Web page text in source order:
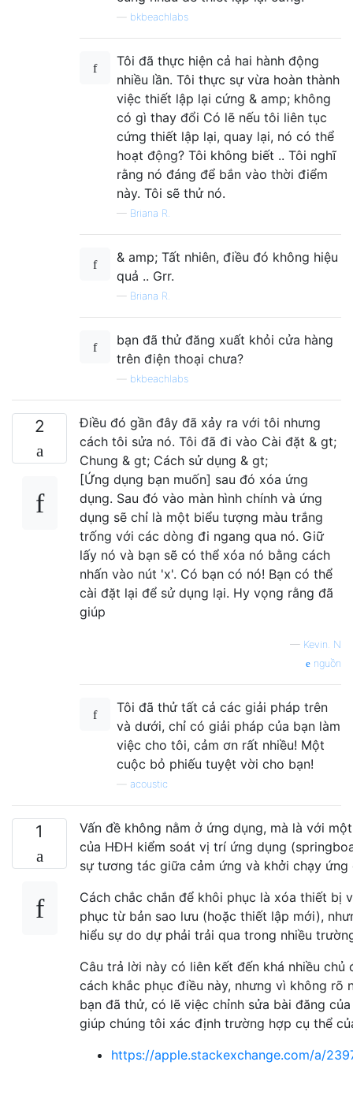
bkbeachlabs
Tôi đã thực hiện cả hai hành động
nhiều lần. Tôi thực sự vừa hoàn thành
việc thiết lập lại cứng & amp; không
có gì thay đổi Có lẽ nếu tôi liên tục
cứng thiết lập lại, quay lại, nó có thể
hoạt động? Tôi không biết .. Tôi nghĩ
rằng nó đáng để bắn vào thời điểm
này. Tôi sẽ thử nó.
— Briana R.
& amp; Tất nhiên, điều đó không hiệu
quả .. Grr.
— Briana R.
bạn đã thử đăng xuất khỏi cửa hàng
trên điện thoại chưa?
bkbeachlabs
2
Điều đó gần đây đã xảy ra với tôi nhưng
cách tôi sửa nó. Tôi đã đi vào Cài đặt & gt;
Chung & gt; Cách sử dụng & gt;
[Ứng dụng bạn muốn] sau đó xóa ứng
dụng. Sau đó vào màn hình chính và ứng
dụng sẽ chỉ là một biểu tượng màu trắng
trống với các dòng đi ngang qua nó. Giữ
lấy nó và bạn sẽ có thể xóa nó bằng cách
nhấn vào nút 'x'. Có bạn có nó! Bạn có thể
cài đặt lại để sử dụng lại. Hy vọng rằng đã
giúp
— Kevin. N
nguồn
Tôi đã thử tất cả các giải pháp trên
và dưới, chỉ có giải pháp của bạn làm
việc cho tôi, cảm ơn rất nhiều! Một
cuộc bỏ phiếu tuyệt vời cho bạn!
acoustic
1
Vấn đề không nằm ở ứng dụng, mà là với
của HĐH kiểm soát vị trí ứng dụng
sự tương tác giữa cảm ứng và khởi chạy ứng
Cách chắc chắn để khôi phục là xóa thiết bị
phục từ bản sao lưu (hoặc thiết lập mới),
hiểu sự do dự phải trải qua trong nhiều
Câu trả lời này có liên kết đến khá nhiều chủ
cách khắc phục điều này, nhưng vì không rõ
bạn đã thử, có lẽ việc chỉnh sửa bài đăng
giúp chúng tôi xác định trường hợp cụ thể
https://apple.stackexchange.com/a/